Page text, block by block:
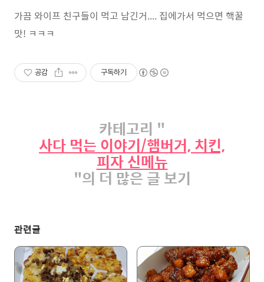
가끔 와이프 친구들이 먹고 남긴거.... 집에가서 먹으면 핵꿀
맛! ㅋㅋㅋ
공감 구독하기
카테고리 "
사다 먹는 이야기/햄버거, 치킨,
피자 신메뉴
"의 더 많은 글 보기
관련글